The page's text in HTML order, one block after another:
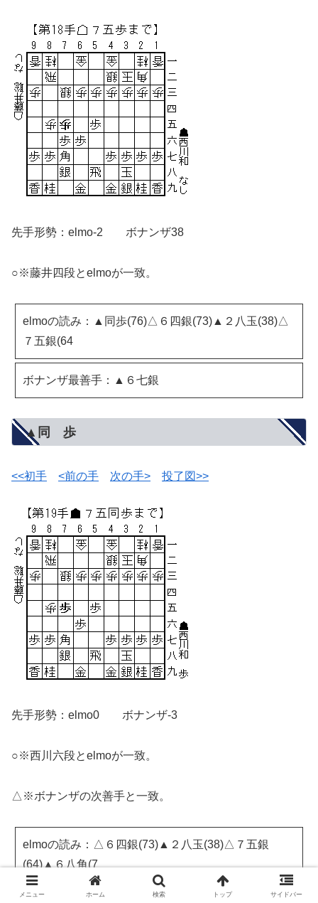
先手形勢：elmo-2 ボナンザ38
○※藤井四段とelmoが一致。
elmoの読み：▲同歩(76)△６四銀(73)▲２八玉(38)△
７五銀(64
ボナンザ最善手：▲６七銀
▲同 歩
<<初手 <前の手 次の手> 投了図>>
先手形勢：elmo0 ボナンザ-3
○※西川六段とelmoが一致。
△※ボナンザの次善手と一致。
elmoの読み：△６四銀(73)▲２八玉(38)△７五銀
(64)▲６八角(7
メニュー ホーム 検索 トップ サイドバー